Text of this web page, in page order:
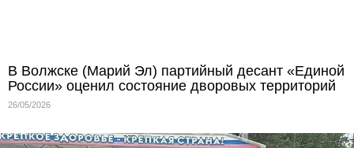
В Волжске (Марий Эл) партийный десант «Единой
России» оценил состояние дворовых территорий
26/05/2026